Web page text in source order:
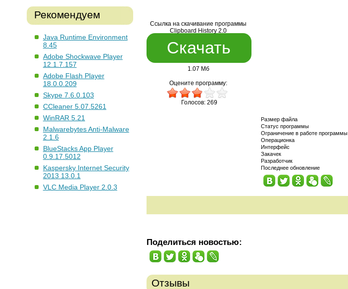
Рекомендуем
Java Runtime Environment
8.45
Adobe Shockwave Player
12.1.7.157
Adobe Flash Player
18.0.0.209
Skype 7.6.0.103
CCleaner 5.07.5261
WinRAR 5.21
Malwarebytes Anti-Malware
2.1.6
BlueStacks App Player
0.9.17.5012
Kaspersky Internet Security
2013 13.0.1
VLC Media Player 2.0.3
Ссылка на скачивание программы
Clipboard History 2.0
Скачать
1.07 Мб
Оцените программу:
Голосов: 269
Размер файла
Статус программы
Ограничение в работе программы
Операционка
Интерфейс
Закачек
Разработчик
Последнее обновление
Поделиться новостью:
Отзывы